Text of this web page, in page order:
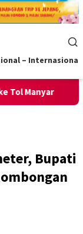
– Internasional
HUT ke-2
Bupati